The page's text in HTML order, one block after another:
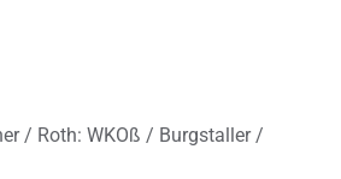
/ Roth: WKOß / Burgstaller /